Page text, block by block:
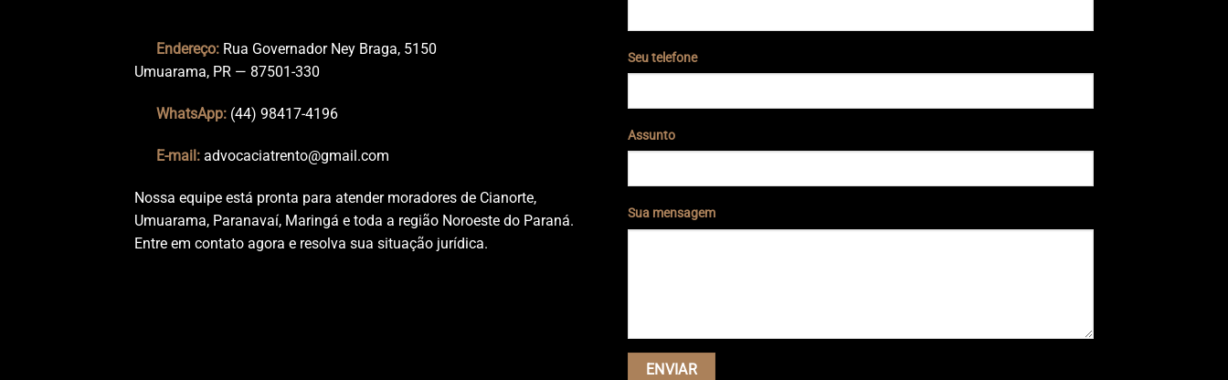
Endereço: Rua Governador Ney Braga, 5150
Umuarama, PR — 87501-330
WhatsApp: (44) 98417-4196
E-mail: advocaciatrento@gmail.com
Nossa equipe está pronta para atender moradores de Cianorte,
Umuarama, Paranavaí, Maringá e toda a região Noroeste do Paraná.
Entre em contato agora e resolva sua situação jurídica.
Seu telefone
Assunto
Sua mensagem